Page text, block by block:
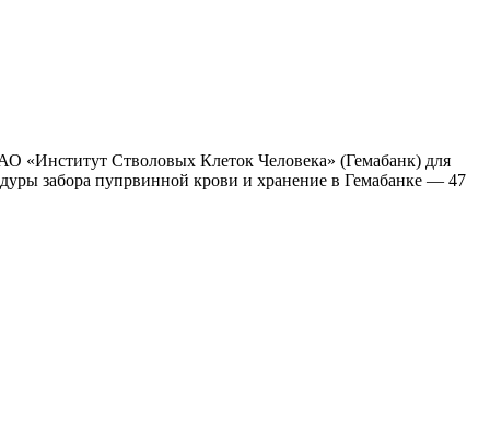
«Институт Стволовых Клеток Человека» (Гемабанк) для
забора пупрвинной крови и хранение в Гемабанке — 47